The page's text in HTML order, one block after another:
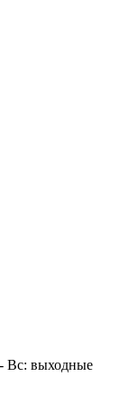
Вс: выходные